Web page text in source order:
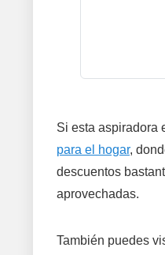
Si esta aspiradora
para el hogar,
descuentos
aprovechadas.
También puedes